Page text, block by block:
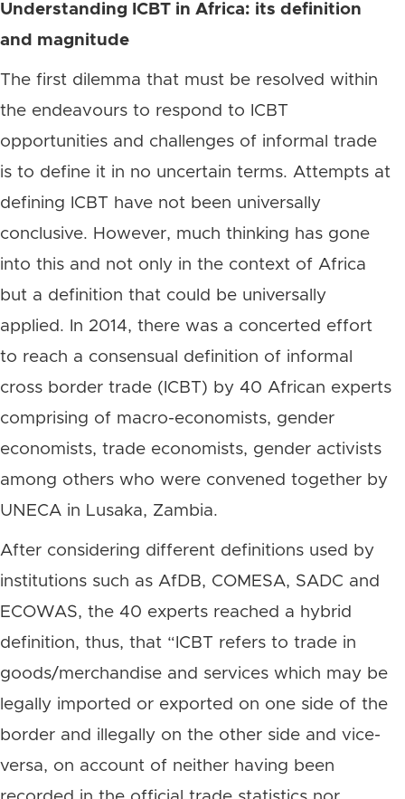
Understanding ICBT in Africa: its definition
and magnitude
The first dilemma that must be resolved within
the endeavours to respond to ICBT
opportunities and challenges of informal trade
is to define it in no uncertain terms. Attempts at
defining ICBT have not been universally
conclusive. However, much thinking has gone
into this and not only in the context of Africa
but a definition that could be universally
applied. In 2014, there was a concerted effort
to reach a consensual definition of informal
cross border trade (ICBT) by 40 African experts
comprising of macro-economists, gender
economists, trade economists, gender activists
among others who were convened together by
UNECA in Lusaka, Zambia.
After considering different definitions used by
institutions such as AfDB, COMESA, SADC and
ECOWAS, the 40 experts reached a hybrid
definition, thus, that “ICBT refers to trade in
goods/merchandise and services which may be
legally imported or exported on one side of the
border and illegally on the other side and vice-
versa, on account of neither having been